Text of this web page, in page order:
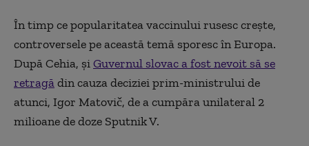
În timp ce popularitatea vaccinului rusesc crește,
controversele pe această temă sporesc în Europa.
După Cehia, șiGuvernul slovac a fost nevoit să se
retragădin cauza deciziei prim-ministrului de
atunci, Igor Matovič, de a cumpăra unilateral 2
milioane de doze Sputnik V.